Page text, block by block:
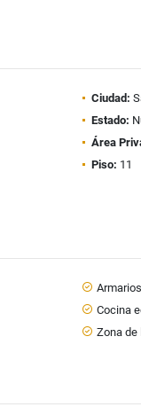
Ciudad:
Estado:
Área
Piso: 11
Cocina
Zona de